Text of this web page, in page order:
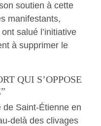
soutien à cette
manifestants,
salué l’initiative
à supprimer le
QUI S’OPPOSE
Saint-Étienne en
delà des clivages